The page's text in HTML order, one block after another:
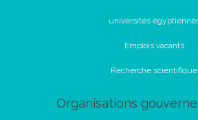
universités
Emplois vacants
Recherche scientifique
Organisations